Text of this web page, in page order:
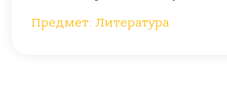
Предмет: Литература